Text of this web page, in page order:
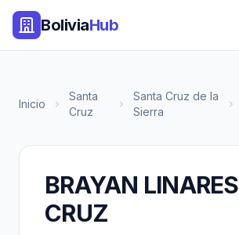
BoliviaHub
Inicio
Santa
Cruz
Santa Cruz de la
Sierra
BRAYAN LINARES
CRUZ